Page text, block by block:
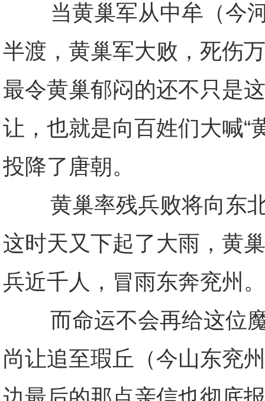
当黄巢军从中牟（今河
半渡，黄巢军大败，死伤
最令黄巢郁闷的还不只是
让，也就是向百姓们大喊“
投降了唐朝。
黄巢率残兵败将向东北
这时天又下起了大雨，黄
兵近千人，冒雨东奔兖州。
而命运不会再给这位魔
尚让追至瑕丘（今山东兖